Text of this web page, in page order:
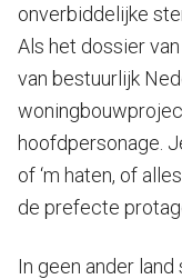
onverbiddelijke
Als het dossier
van bestuurlijk
hoofdpersonage.
of ‘m haten, of
de prefecte
In geen ander land